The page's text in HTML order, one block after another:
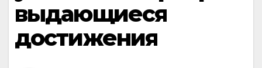
выдающиеся
достижения